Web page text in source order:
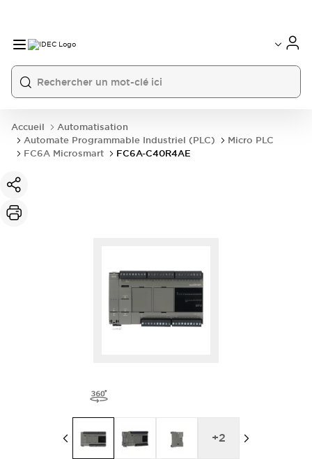
Accueil
Automatisation
Automate Programmable Industriel (PLC)
Micro PLC
FC6A Microsmart
FC6A-C40R4AE
+2